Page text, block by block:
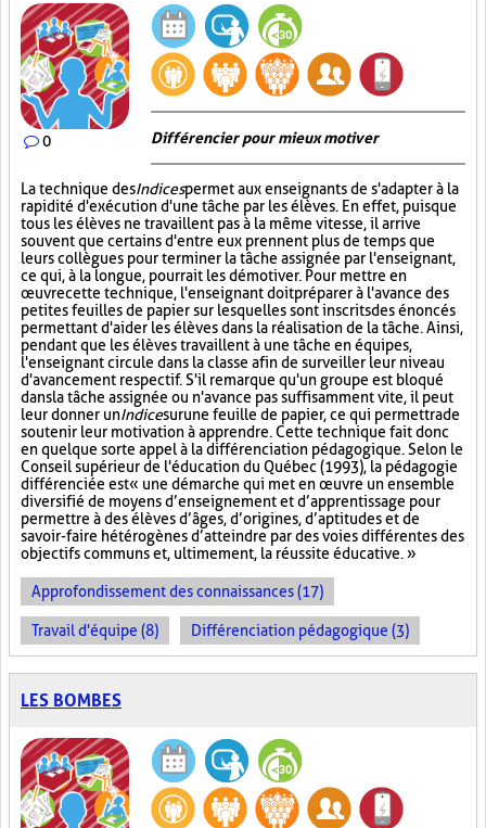
0 Différencier pour mieux motiver
La technique desIndicespermet aux enseignants de s'adapter à la
rapidité d'exécution d'une tâche par les élèves. En effet, puisque
tous les élèves ne travaillent pas à la même vitesse, il arrive
souvent que certains d'entre eux prennent plus de temps que
leurs collègues pour terminer la tâche assignée par l'enseignant,
ce qui, à la longue, pourrait les démotiver. Pour mettre en
œuvre cette technique, l'enseignant doit préparer à l'avance des
petites feuilles de papier sur lesquelles sont inscrits des énoncés
permettant d'aider les élèves dans la réalisation de la tâche. Ainsi,
pendant que les élèves travaillent à une tâche en équipes,
l'enseignant circule dans la classe afin de surveiller leur niveau
d'avancement respectif. S'il remarque qu'un groupe est bloqué
dans la tâche assignée ou n'avance pas suffisamment vite, il peut
leur donner unIndicesurune feuille de papier, ce qui permettra de
soutenir leur motivation à apprendre. Cette technique fait donc
en quelque sorte appel à la différenciation pédagogique. Selon le
Conseil supérieur de l'éducation du Québec (1993), la pédagogie
différenciée est « une démarche qui met en œuvre un ensemble
diversifié de moyens d’enseignement et d’apprentissage pour
permettre à des élèves d’âges, d’origines, d’aptitudes et de
savoir-faire hétérogènes d’atteindre par des voies différentes des
objectifs communs et, ultimement, la réussite éducative. »
Approfondissement des connaissances (17)
Travail d'équipe (8) Différenciation pédagogique (3)
LES BOMBES